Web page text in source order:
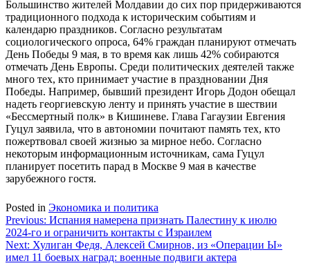
Большинство жителей Молдавии до сих пор придерживаются
традиционного подхода к историческим событиям и
календарю праздников. Согласно результатам
социологического опроса, 64% граждан планируют отмечать
День Победы 9 мая, в то время как лишь 42% собираются
отмечать День Европы. Среди политических деятелей также
много тех, кто принимает участие в праздновании Дня
Победы. Например, бывший президент Игорь Додон обещал
надеть георгиевскую ленту и принять участие в шествии
«Бессмертный полк» в Кишиневе. Глава Гагаузии Евгения
Гуцул заявила, что в автономии почитают память тех, кто
пожертвовал своей жизнью за мирное небо. Согласно
некоторым информационным источникам, сама Гуцул
планирует посетить парад в Москве 9 мая в качестве
зарубежного гостя.
Posted in Экономика и политика
Навигация
по
записям
Previous: Испания намерена признать Палестину к июлю
2024-го и ограничить контакты с Израилем
Next: Хулиган Федя, Алексей Смирнов, из «Операции Ы»
имел 11 боевых наград: военные подвиги актера